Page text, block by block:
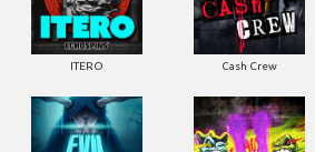
ITERO Cash Crew